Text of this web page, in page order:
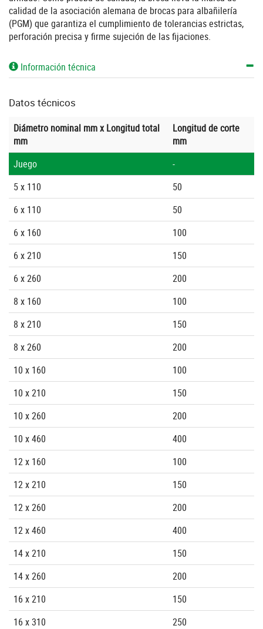
calidad de la asociación alemana de brocas para albañilería
(PGM) que garantiza el cumplimiento de tolerancias estrictas,
perforación precisa y firme sujeción de las fijaciones.
Información técnica
Datos técnicos
Diámetro nominal mm x Longitud total
mm
Longitud de corte
mm
Juego
-
5 x 110
50
6 x 110
50
6 x 160
100
6 x 210
150
6 x 260
200
8 x 160
100
8 x 210
150
8 x 260
200
10 x 160
100
10 x 210
150
10 x 260
200
10 x 460
400
12 x 160
100
12 x 210
150
12 x 260
200
12 x 460
400
14 x 210
150
14 x 260
200
16 x 210
150
16 x 310
250